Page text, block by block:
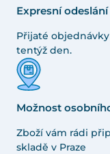
Expresní
Přijaté
tentýž den.
Možnost
Zboží vám rádi
skladě v Praze